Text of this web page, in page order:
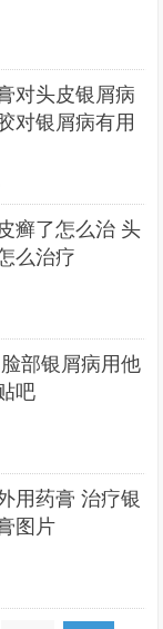
对头皮银屑病
对银屑病有用
癣了怎么治 头
么治疗
部银屑病用他
吧
用药膏 治疗银
图片